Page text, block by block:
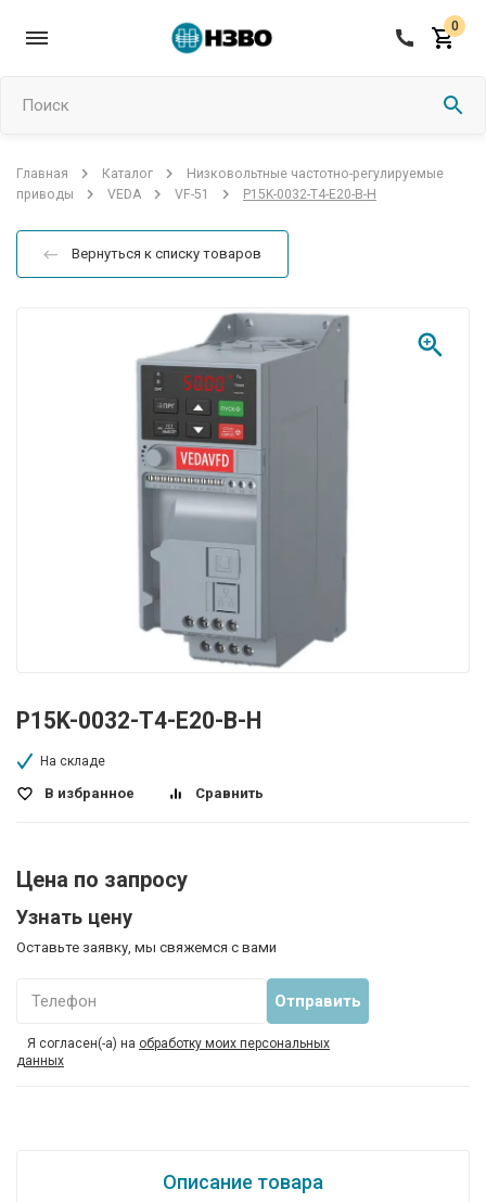
0
Поиск
Главная Каталог
Низковольтные частотно-регулируемые
приводы
VEDA VF-51 P15K-0032-T4-E20-B-H
Вернуться к списку товаров
P15K-0032-T4-E20-B-H
На складе
В избранное Сравнить
Цена по запросу
Узнать цену
Оставьте заявку, мы свяжемся с вами
Телефон
Я согласен(-а) на обработку моих персональных
данных
Описание товара